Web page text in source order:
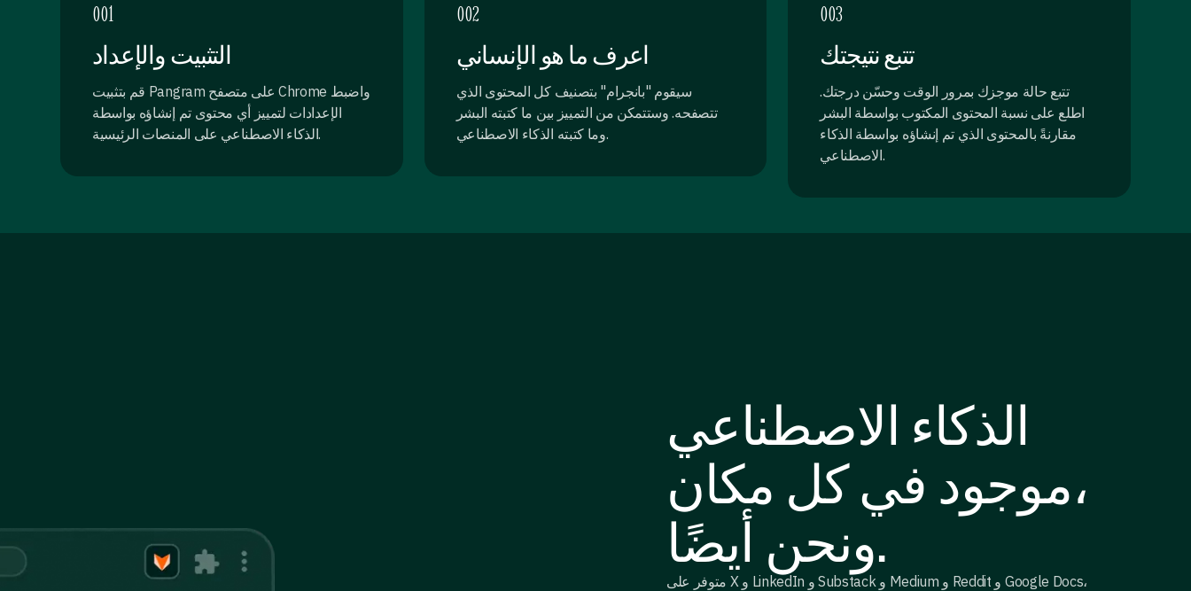
001
التثبيت والإعداد
قم بتثبيت Pangram على متصفح Chrome واضبط
الإعدادات لتمييز أي محتوى تم إنشاؤه بواسطة
الذكاء الاصطناعي على المنصات الرئيسية.
002
اعرف ما هو الإنساني
سيقوم "بانجرام" بتصنيف كل المحتوى الذي
تتصفحه. وستتمكن من التمييز بين ما كتبته البشر
وما كتبته الذكاء الاصطناعي.
003
تتبع نتيجتك
تتبع حالة موجزك بمرور الوقت وحسّن درجتك.
اطلع على نسبة المحتوى المكتوب بواسطة البشر
مقارنةً بالمحتوى الذي تم إنشاؤه بواسطة الذكاء
الاصطناعي.
الذكاء الاصطناعي
موجود في كل مكان،
ونحن أيضًا.
متوفر على X و LinkedIn و Substack و Medium و Reddit و Google Docs،